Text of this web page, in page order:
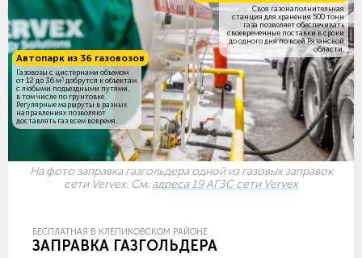
Своя газонаполнительная
станция для хранения 500 тонн
газа позволяет обеспечивать
своевременные поставки в сроки
до одного дня по всей Рязанской
области.
Автопарк из 36 газовозов
Газовозы с цистернами объемом
от 12 до 36 м3 добрутся к объектам
c любыми подъездными путями,
в том числе по грунтовке.
Регулярные маршруты в разных
направлениях позволяют
доставлять газ всем вовремя.
На фото заправка газгольдера одной из газовых заправок
сети Vervex. См. адреса 19 АГЗС сети Vervex
БЕСПЛАТНАЯ В КЛЕПИКОВСКОМ РАЙОНЕ
ЗАПРАВКА ГАЗГОЛЬДЕРА